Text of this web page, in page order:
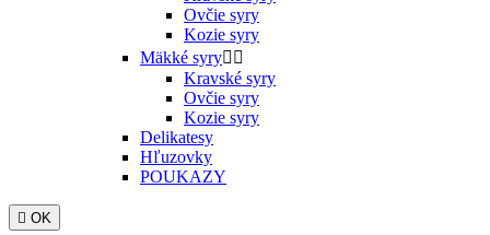
Ovčie syry
Kozie syry
Mäkké syry 
Kravské syry
Ovčie syry
Kozie syry
Delikatesy
Hľuzovky
POUKAZY
 OK